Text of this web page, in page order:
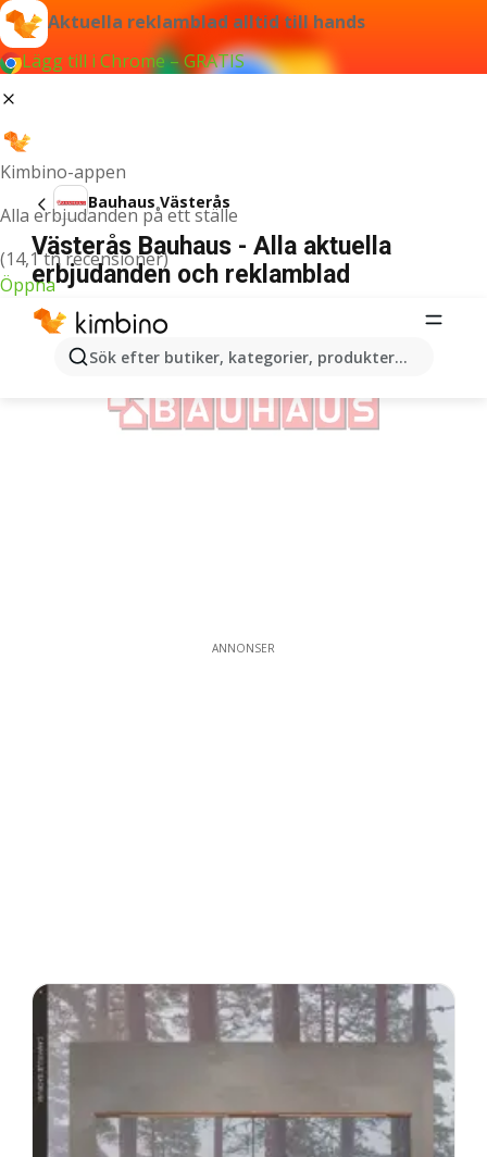
Aktuella reklamblad alltid till hands
Lägg till i Chrome – GRATIS
Kimbino-appen
Alla erbjudanden på ett ställe
(14,1 tn recensioner)
Öppna
Sök efter butiker, kategorier, produkter...
Bauhaus Västerås
Västerås Bauhaus - Alla aktuella
erbjudanden och reklamblad
ANNONSER